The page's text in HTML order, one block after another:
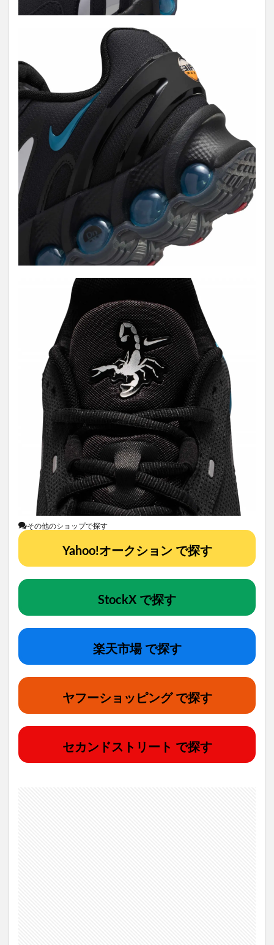
その他のショップで探す
Yahoo!オークション で探す
StockX で探す
楽天市場 で探す
ヤフーショッピング で探す
セカンドストリート で探す